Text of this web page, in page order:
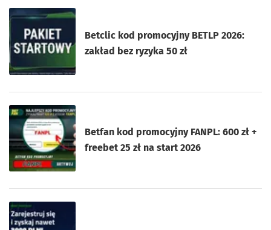
Betclic kod promocyjny BETLP 2026:
zakład bez ryzyka 50 zł
Betfan kod promocyjny FANPL: 600 zł +
freebet 25 zł na start 2026